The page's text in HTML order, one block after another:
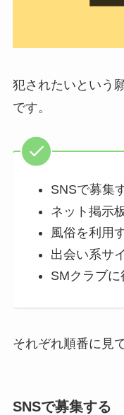
犯されたいという
です。
SNSで募集
ネット掲示
風俗を利用
出会い系サ
SMクラブに
それぞれ順番に見
SNSで募集する